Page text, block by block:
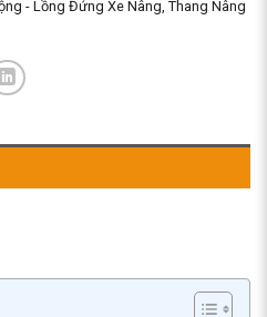
- Lồng Đứng Xe Nâng Thang Nâng